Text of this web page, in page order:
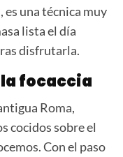
una técnica muy
lista el día
disfrutarla.
focaccia
Roma,
cocidos sobre el
Con el paso